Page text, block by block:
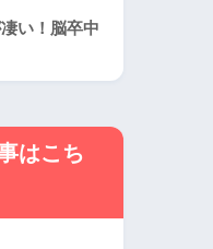
い！脳卒中
はこち